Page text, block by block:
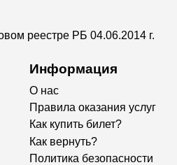
реестре РБ 04.06.2014 г.
Информация
О нас
Правила оказания услуг
Как купить билет?
Как вернуть?
Политика безопасности